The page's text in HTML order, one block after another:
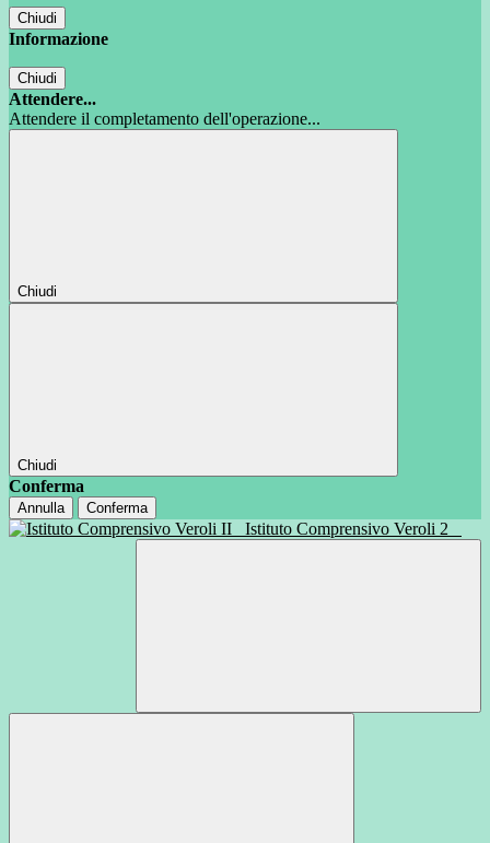
Chiudi
Informazione
Chiudi
Attendere...
Attendere il completamento dell'operazione...
Chiudi
Chiudi
Conferma
Annulla Conferma
Istituto Comprensivo Veroli 2